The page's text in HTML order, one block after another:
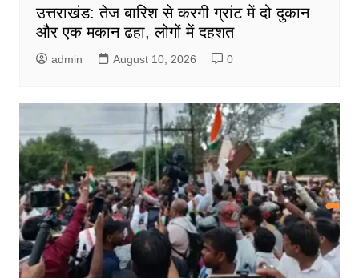
उत्तराखंड: तेज बारिश से करगी ग्रांट में दो दुकान
और एक मकान ढहा, लोगों में दहशत
admin August 10, 2026 0